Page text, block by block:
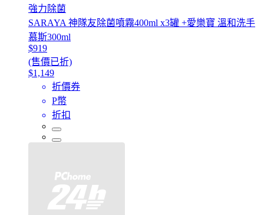
強力除菌
SARAYA 神隊友除菌噴霧400ml x3罐 +愛樂寶 溫和洗手
慕斯300ml
$919
(售價已折)
$1,149
折價券
P幣
折扣